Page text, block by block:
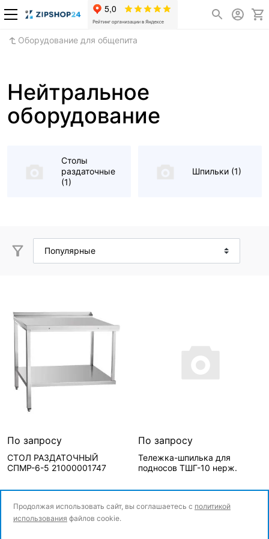
Оборудование для общепита
Нейтральное
оборудование
Столы
раздаточные
(1)
Шпильки (1)
По запросу
СТОЛ РАЗДАТОЧНЫЙ
СПМР-6-5 21000001747
По запросу
Тележка-шпилька для
подносов ТШГ-10 нерж.
Продолжая использовать сайт, вы соглашаетесь с политикой
использования файлов cookie.